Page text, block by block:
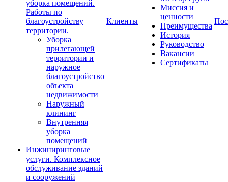
уборка помещений.
Работы по
благоустройству
территории.
Уборка
прилегающей
территории и
наружное
благоустройство
объекта
недвижимости
Наружный
клининг
Внутренняя
уборка
помещений
Инжиниринговые
услуги. Комплексное
обслуживание зданий
и сооружений
Клиенты
Миссия и
ценности
Преимущества
История
Руководство
Вакансии
Сертификаты